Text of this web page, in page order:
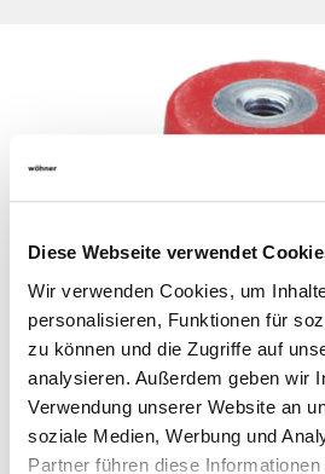
Diese Webseite verwendet
Wir verwenden Cookies, um
personalisieren, Funktionen für
zu können und die Zugriffe auf
analysieren. Außerdem geben wir
Verwendung unserer Website an
soziale Medien, Werbung und
Partner führen diese
Artikelnummer:05793000